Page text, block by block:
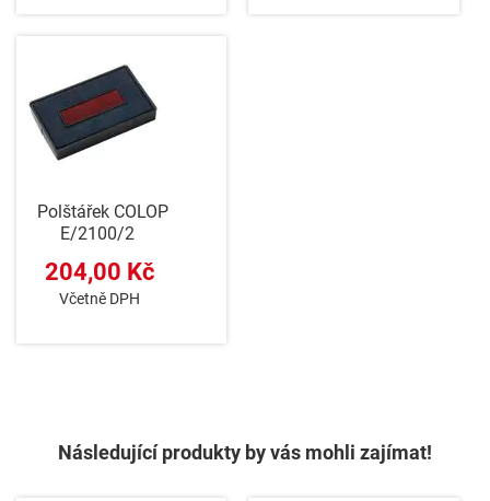
Polštářek COLOP
E/2100/2
204,00 Kč
Včetně DPH
Následující produkty by vás mohli zajímat!